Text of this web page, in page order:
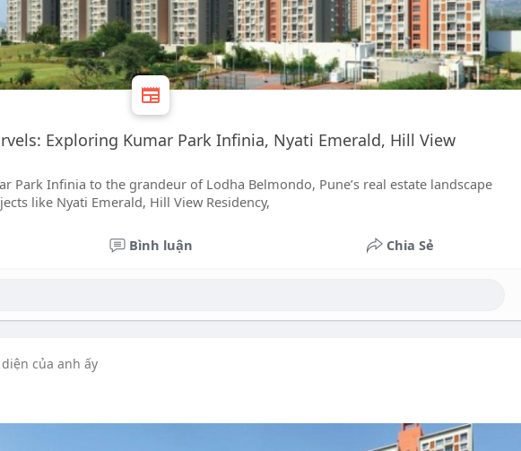
Exploring Kumar Park Infinia, Nyati Emerald, Hill View
Park Infinia to the grandeur of Lodha Belmondo, Pune’s real estate landscape
like Nyati Emerald, Hill View Residency,
Bình luận Chia Sẻ
của anh ấy